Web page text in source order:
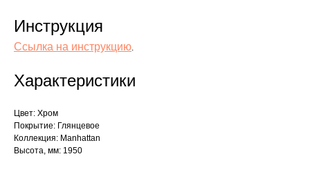
Инструкция
Ссылка на инструкцию.
Характеристики
Цвет: Хром
Покрытие: Глянцевое
Коллекция: Manhattan
Высота, мм: 1950